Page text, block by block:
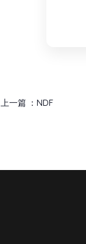
上一篇 ： NDF